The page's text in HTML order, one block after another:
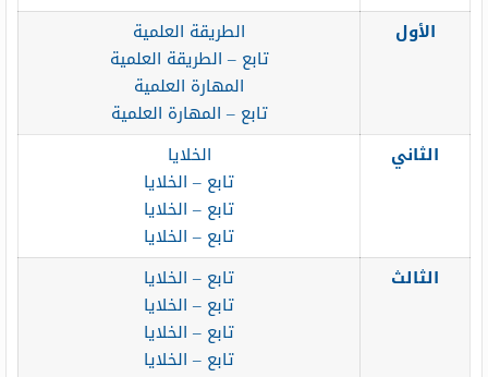
الأول
الطريقة العلمية
تابع – الطريقة العلمية
المهارة العلمية
تابع – المهارة العلمية
الثاني
الخلايا
تابع – الخلايا
تابع – الخلايا
تابع – الخلايا
الثالث
تابع – الخلايا
تابع – الخلايا
تابع – الخلايا
تابع – الخلايا